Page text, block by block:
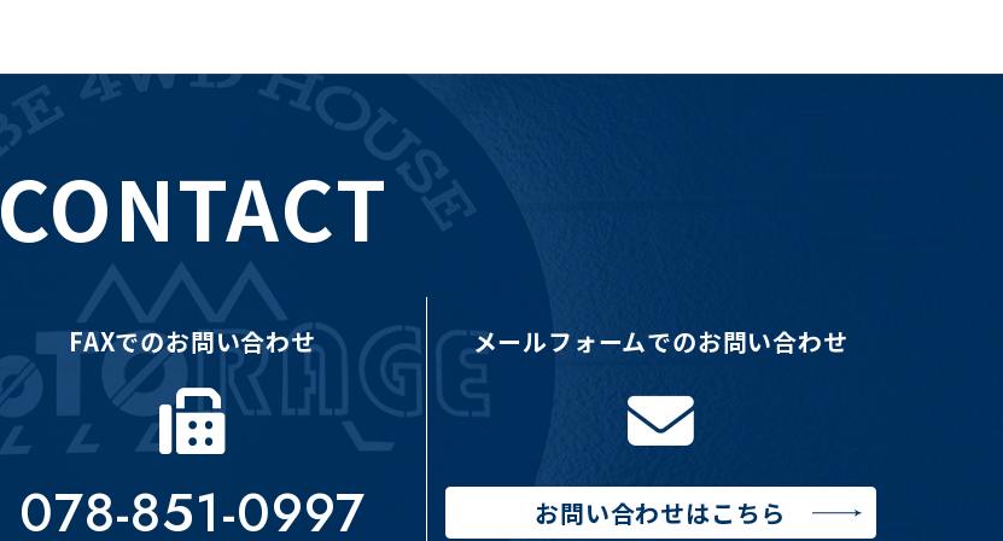
CONTACT
FAXでのお問い合わせ
078-851-0997
メールフォームでのお問い合わせ
お問い合わせはこちら